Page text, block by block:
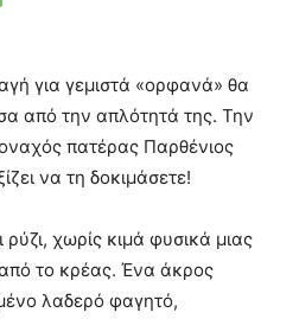
για γεμιστά «ορφανά» θα
από την απλότητά της. Την
πατέρας Παρθένιος
να τη δοκιμάσετε!
ρύζι, χωρίς κιμά φυσικά μιας
το κρέας. Ένα άκρος
λαδερό φαγητό,